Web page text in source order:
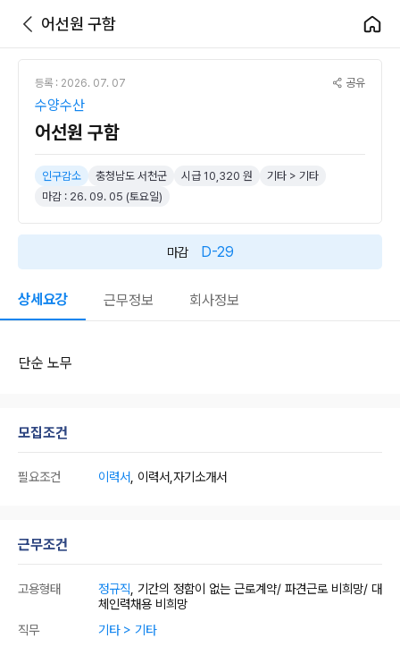
어선원 구함
등록 : 2026. 07. 07 공유
수양수산
어선원 구함
인구감소 충청남도 서천군 시급 10,320 원
기타 > 기타
마감 : 26. 09. 05 (토요일)
마감 D-29
상세요강 근무정보 회사정보
단순 노무
모집조건
필요조건 이력서 , 이력서,자기소개서
근무조건
고용형태 정규직 , 기간의 정함이 없는 근로계약/ 파견근로 비희망/ 대
체인력채용 비희망
직무
기타 > 기타